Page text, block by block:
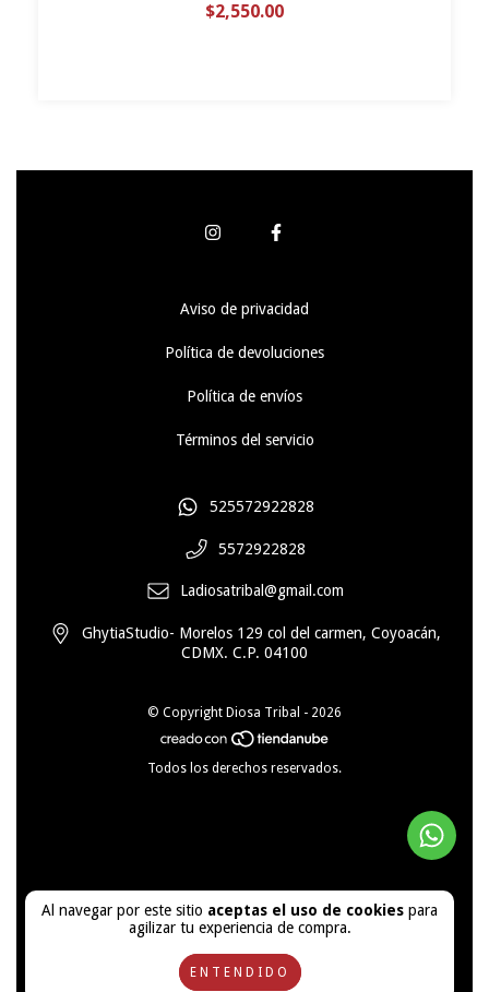
Al navegar por este sitio aceptas el uso de cookies para
agilizar tu experiencia de compra.
ENTENDIDO
$2,550.00
Aviso de privacidad
Política de devoluciones
Política de envíos
Términos del servicio
525572922828
5572922828
Ladiosatribal@gmail.com
GhytiaStudio- Morelos 129 col del carmen, Coyoacán,
CDMX. C.P. 04100
© Copyright Diosa Tribal - 2026
Todos los derechos reservados.